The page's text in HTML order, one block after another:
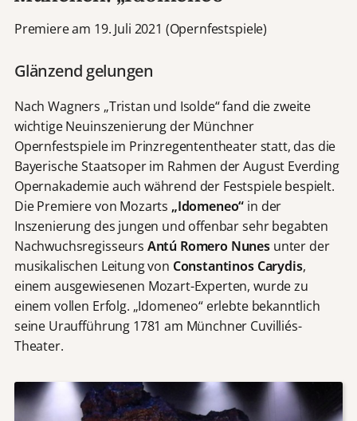
Premiere am 19. Juli 2021 (Opernfestspiele)
Glänzend gelungen
Nach Wagners „Tristan und Isolde“ fand die zweite
wichtige Neuinszenierung der Münchner
Opernfestspiele im Prinzregententheater statt, das die
Bayerische Staatsoper im Rahmen der August Everding
Opernakademie auch während der Festspiele bespielt.
Die Premiere von Mozarts „Idomeneo“ in der
Inszenierung des jungen und offenbar sehr begabten
Nachwuchsregisseurs Antú Romero Nunes unter der
musikalischen Leitung von Constantinos Carydis,
einem ausgewiesenen Mozart-Experten, wurde zu
einem vollen Erfolg. „Idomeneo“ erlebte bekanntlich
seine Uraufführung 1781 am Münchner Cuvilliés-
Theater.